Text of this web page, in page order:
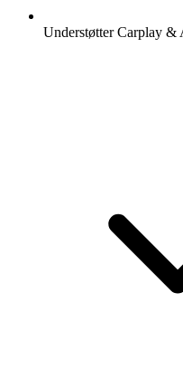
Understøtter Carplay &